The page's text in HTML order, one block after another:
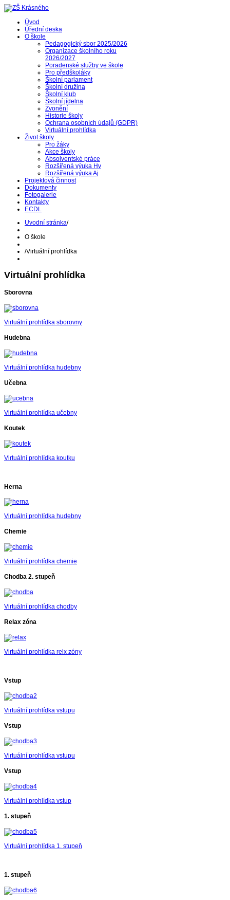
Úvod
Úřední deska
O škole
Pedagogický sbor 2025/2026
Organizace školního roku
2026/2027
Poradenské služby ve škole
Pro předškoláky
Školní parlament
Školní družina
Školní klub
Školní jídelna
Zvonění
Historie školy
Ochrana osobních údajů (GDPR)
Virtuální prohlídka
Život školy
Pro žáky
Akce školy
Absolventské práce
Rozšířená výuka Hv
Rozšířená výuka Aj
Projektová činnost
Dokumenty
Fotogalerie
Kontakty
ECDL
Uvodní stránka/
O škole
/Virtuální prohlídka
Virtuální prohlídka
Sborovna
Virtuální prohlídka sborovny
Hudebna
Virtuální prohlídka hudebny
Učebna
Virtuální prohlídka učebny
Koutek
Virtuální prohlídka koutku
Herna
Virtuální prohlídka hudebny
Chemie
Virtuální prohlídka chemie
Chodba 2. stupeň
Virtuální prohlídka chodby
Relax zóna
Virtuální prohlídka relx zóny
Vstup
Virtuální prohlídka vstupu
Vstup
Virtuální prohlídka vstupu
Vstup
Virtuální prohlídka vstup
1. stupeň
Virtuální prohlídka 1. stupeň
1. stupeň